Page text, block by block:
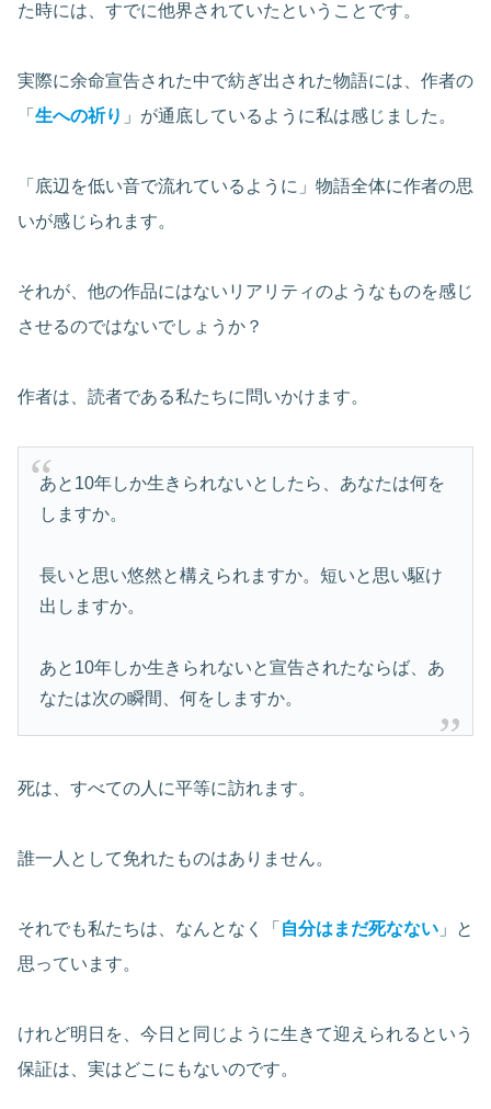
た時には、すでに他界されていたということです。
実際に余命宣告された中で紡ぎ出された物語には、作者の
「 生への祈り 」が通底しているように私は感じました。
「底辺を低い音で流れているように」物語全体に作者の思
いが感じられます。
それが、他の作品にはないリアリティのようなものを感じ
させるのではないでしょうか？
作者は、読者である私たちに問いかけます。
あと10年しか生きられないとしたら、あなたは何を
しますか。
長いと思い悠然と構えられますか。短いと思い駆け
出しますか。
あと10年しか生きられないと宣告されたならば、あ
なたは次の瞬間、何をしますか。
死は、すべての人に平等に訪れます。
誰一人として免れたものはありません。
それでも私たちは、なんとなく「 自分はまだ死なない 」と
思っています。
けれど明日を、今日と同じように生きて迎えられるという
保証は、実はどこにもないのです。